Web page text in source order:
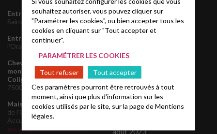
Entrée principale145 rue
Saint Honoré, 75001 Paris
Entrée de service
l'Oratoire, 75001 Paris
Chevet de l'Oratoire et
monument de l'Amiral de
Coligny
160 rue de Rivoli,
75001 Paris
Maison Presbytérale4 rue
de l'Oratoire, 75001 Paris
Accueil:
accueil@oratoiredulouvre.fr
juin 2026
mai 2026
décembre 2025
novembre 2025
juin 2025
mars 2025
octobre 2024
août 2024
avril 2024
mars 2024
janvier 2024
août 2023
souhaitez autoriser, vous pouvez cliquer sur
"Paramétrer les cookies", ou bien accepter tous les
cookies en cliquant sur "Tout accepter et
continuer".
PARAMÉTRER LES COOKIES
Tout refuser
Tout accepter
Ces paramètres pourront être retrouvés à tout
moment, ainsi que plus d'information sur les
cookies utilisés par le site, sur la page deMentions
légales.